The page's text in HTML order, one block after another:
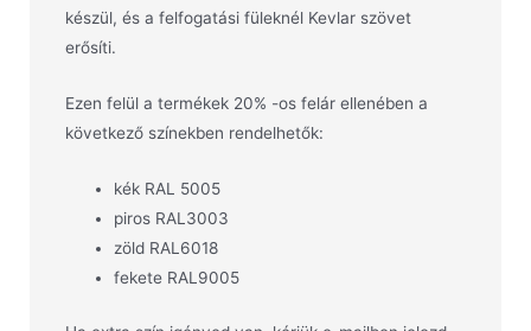
készül, és a felfogatási füleknél Kevlar szövet
erősíti.
Ezen felül a termékek 20% -os felár ellenében a
következő színekben rendelhetők:
kék RAL 5005
piros RAL3003
zöld RAL6018
fekete RAL9005